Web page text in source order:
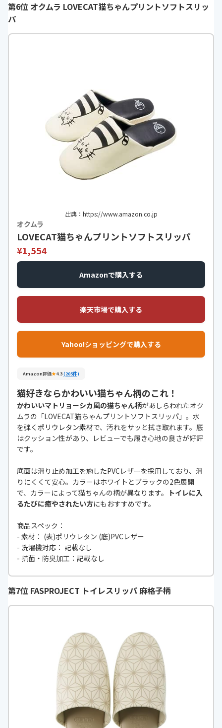
第6位 オクムラ LOVECAT猫ちゃんプリントソフトスリッ
パ
出典：https://www.amazon.co.jp
オクムラ
LOVECAT猫ちゃんプリントソフトスリッパ
¥1,554
Amazonで購入する
楽天市場で購入する
Yahoo!ショッピングで購入する
Amazon評価★4.3(205件)
猫好きならかわいい猫ちゃん柄のこれ！
かわいいマトリョーシカ風の猫ちゃん柄があしらわれたオク
ムラの「LOVECAT猫ちゃんプリントソフトスリッパ」。水
を弾く ポリウレタン素材で、汚れをサッと拭き取れます。底
はクッション性があり、レビューでも履き心地の良さが好評
です。
底面は滑り止め加工を施したPVCレザーを採用しており、滑
りにくくて安心。カラーはホワイトとブラックの2色展開
で、カラーによって猫ちゃんの柄が異なります。
トイレに入
るたびに癒やされたい方にもおすすめです。
商品スペック：
- 素材： (表)ポリウレタン (底)PVCレザー
- 洗濯機対応： 記載なし
- 抗菌・防臭加工：記載なし
第7位 FASPROJECT トイレスリッパ 麻格子柄